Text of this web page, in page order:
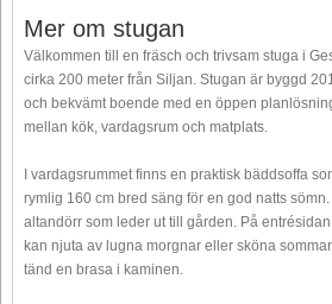
Mer om stugan
Välkommen till en fräsch och trivsam stuga i
cirka 200 meter från Siljan. Stugan är byggd
och bekvämt boende med en öppen
mellan kök, vardagsrum och matplats.
I vardagsrummet finns en praktisk bäddsoffa
rymlig 160 cm bred säng för en god natts
altandörr som leder ut till gården. På
kan njuta av lugna morgnar eller sköna
tänd en brasa i kaminen.